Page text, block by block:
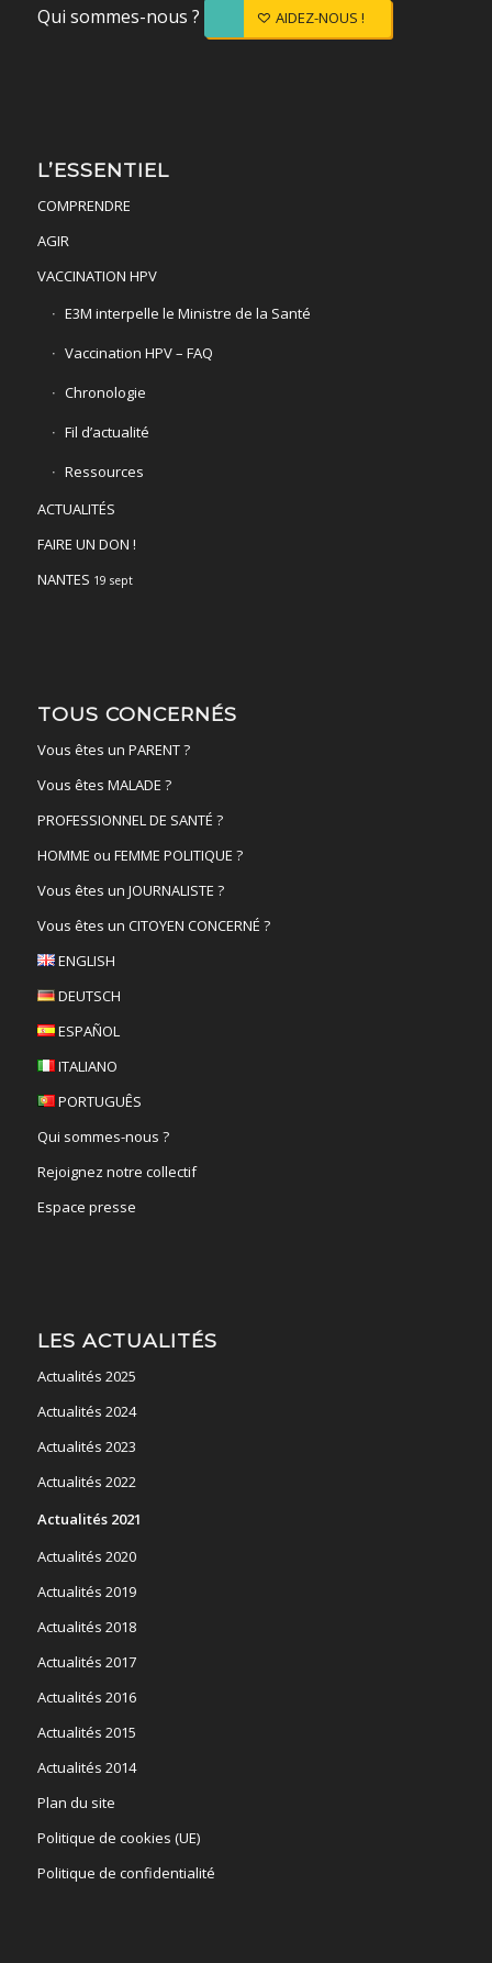
Qui sommes-nous ? AIDEZ-NOUS !
L’ESSENTIEL
COMPRENDRE
AGIR
VACCINATION HPV
E3M interpelle le Ministre de la Santé
Vaccination HPV – FAQ
Chronologie
Fil d’actualité
Ressources
ACTUALITÉS
FAIRE UN DON !
NANTES 19 sept
TOUS CONCERNÉS
Vous êtes un PARENT ?
Vous êtes MALADE ?
PROFESSIONNEL DE SANTÉ ?
HOMME ou FEMME POLITIQUE ?
Vous êtes un JOURNALISTE ?
Vous êtes un CITOYEN CONCERNÉ ?
ENGLISH
DEUTSCH
ESPAÑOL
ITALIANO
PORTUGUÊS
Qui sommes-nous ?
Rejoignez notre collectif
Espace presse
LES ACTUALITÉS
Actualités 2025
Actualités 2024
Actualités 2023
Actualités 2022
Actualités 2021
Actualités 2020
Actualités 2019
Actualités 2018
Actualités 2017
Actualités 2016
Actualités 2015
Actualités 2014
Plan du site
Politique de cookies (UE)
Politique de confidentialité